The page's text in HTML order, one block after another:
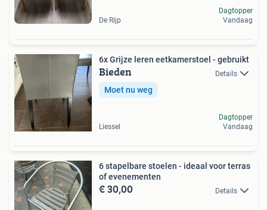
De Rijp
Dagtopper
Vandaag
6x Grijze leren eetkamerstoel - gebruikt
Bieden Details
Moet nu weg
Liessel
Dagtopper
Vandaag
6 stapelbare stoelen - ideaal voor terras
of evenementen
€ 30,00 Details